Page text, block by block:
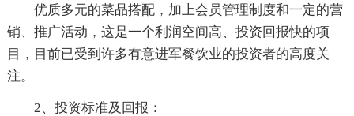
优质多元的菜品搭配，加上会员管理制度和一定的营
销、推广活动，这是一个利润空间高、投资回报快的项
目，目前已受到许多有意进军餐饮业的投资者的高度关
注。
2、投资标准及回报：